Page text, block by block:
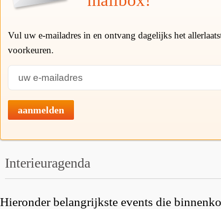
Vul uw e-mailadres in en ontvang dagelijks het
voorkeuren.
aanmelden
Interieuragenda
Hieronder belangrijkste events die